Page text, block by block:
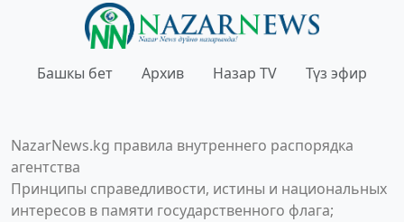
Башкы бет Архив Назар TV Түз эфир
NazarNews.kg правила внутреннего распорядка
агентства
Принципы справедливости, истины и национальных
интересов в памяти государственного флага;